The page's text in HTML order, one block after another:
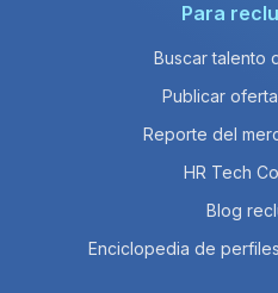
Para
Buscar talento
Publicar
Reporte del
HR Tech
Blog
Enciclopedia de